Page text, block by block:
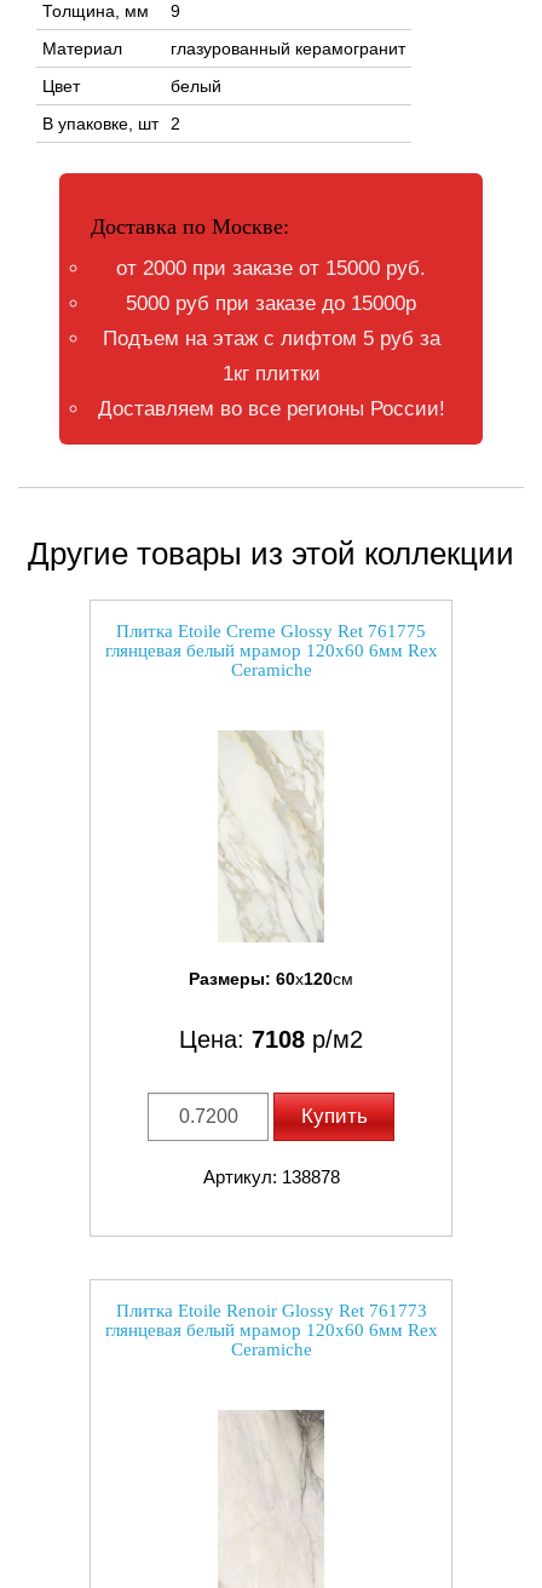
Толщина, мм
9
Материал
глазурованный керамогранит
Цвет
белый
В упаковке, шт
2
Доставка по Москве:
от 2000 при заказе от 15000 руб.
5000 руб при заказе до 15000р
Подъем на этаж с лифтом 5 руб за
1кг плитки
Доставляем во все регионы России!
Другие товары из этой коллекции
Плитка Etoile Creme Glossy Ret 761775
глянцевая белый мрамор 120x60 6мм Rex
Ceramiche
Размеры: 60x120см
Цена: 7108 р/м2
Купить
Артикул: 138878
Плитка Etoile Renoir Glossy Ret 761773
глянцевая белый мрамор 120x60 6мм Rex
Ceramiche